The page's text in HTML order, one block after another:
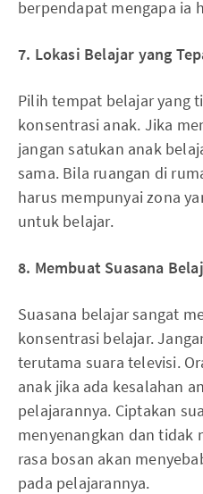
berpendapat mengapa ia
7. Lokasi Belajar yang T
Pilih tempat belajar yang
konsentrasi anak. Jika
jangan satukan anak
sama. Bila ruangan di
harus mempunyai zona
untuk belajar.
8. Membuat Suasana B
Suasana belajar sangat
konsentrasi belajar.
terutama suara televisi.
anak jika ada kesalahan
pelajarannya. Ciptakan
menyenangkan dan tidak
rasa bosan akan
pada pelajarannya.